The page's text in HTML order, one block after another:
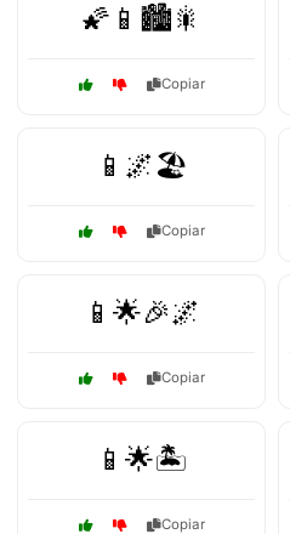
🌠📱🏙️🎇
Copiar
📱🌌🏖️
Copiar
📱🌟🎉🌌
Copiar
📱🌟🏝️
Copiar